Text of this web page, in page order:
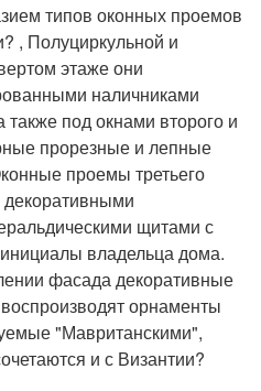
типов оконных проемов
, Полуциркульной и
этаже они
наличниками
под окнами второго и
прорезные и лепные
проемы третьего
щитами с
владельца дома.
фасада декоративные
орнаменты
"Мавританскими",
и с Византии?